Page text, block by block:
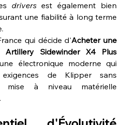
drivers est également bien
une fiabilité à long terme
qui décide d'Acheter une
Artillery Sidewinder X4 Plus
électronique moderne qui
de Klipper sans
mise à niveau matérielle